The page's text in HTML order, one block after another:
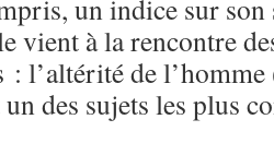
un indice sur son
vient à la rencontre
l’altérité de
des sujets les plus